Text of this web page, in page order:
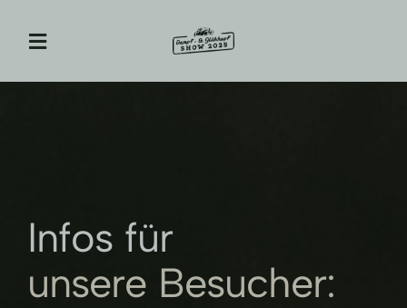
Inhalt
Toggle
Eventlocation
Veranstaltungen
Infos für
unsere Besucher: